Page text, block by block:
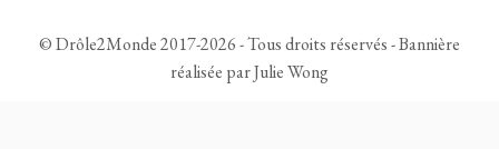
©Drôle2Monde2017-2026 - Tous droits réservés - Bannière
réalisée parJulie Wong